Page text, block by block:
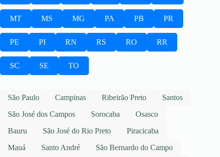
MT MS MG PA PB PR
PE PI RN RS RO RR
SC SE TO
São Paulo Campinas Ribeirão Preto
Santos
São José dos Campos
Sorocaba
Osasco
Bauru
São José do Rio Preto
Piracicaba
Mauá
Santo André
São Bernardo do Campo